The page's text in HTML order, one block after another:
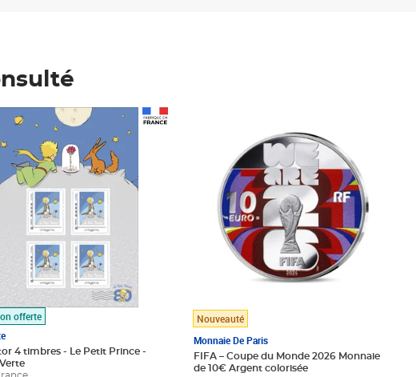
offerte
4 timbres - Le Petit Prince -
Nouveauté
Monnaie De Paris
FIFA – Coupe du Monde 2026 Monnaie
de 10€ Argent colorisée